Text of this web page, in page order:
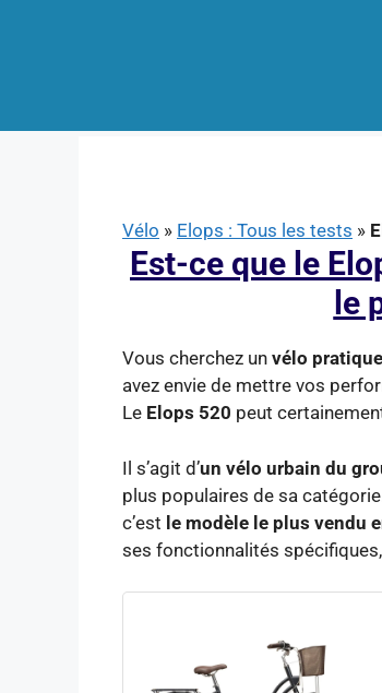
Vélo » Elops : Tous les tests »
Est-ce que le
le
Vous cherchez un vélo
avez envie de mettre vos
Le Elops 520 peut
Il s’agit d’un vélo urbain du
plus populaires de sa
c’est le modèle le plus vendu
ses fonctionnalités